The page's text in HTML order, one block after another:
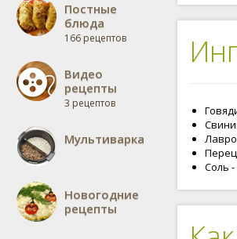
Постные
блюда
166 рецептов
Видео
рецепты
3 рецептов
Мультиварка
Новогодние
рецепты
Соль